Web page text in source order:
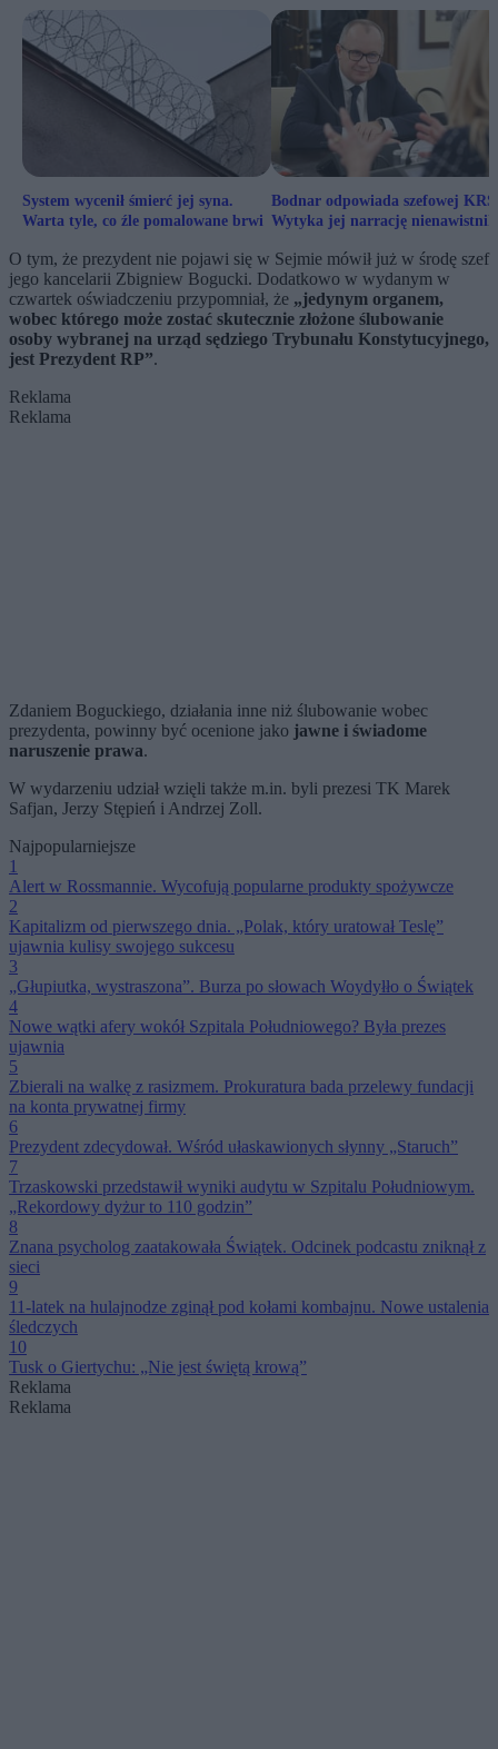
System wycenił śmierć jej syna.
Warta tyle, co źle pomalowane brwi
Bodnar odpowiada szefowej
Wytyka jej narrację
O tym, że prezydent nie pojawi się w Sejmie mówił już w środę szef
jego kancelarii Zbigniew Bogucki. Dodatkowo w wydanym w
czwartek oświadczeniu przypomniał, że „jedynym organem,
wobec którego może zostać skutecznie złożone ślubowanie
osoby wybranej na urząd sędziego Trybunału Konstytucyjnego,
jest Prezydent RP”.
Reklama
Reklama
Zdaniem Boguckiego, działania inne niż ślubowanie wobec
prezydenta, powinny być ocenione jako jawne i świadome
naruszenie prawa.
W wydarzeniu udział wzięli także m.in. byli prezesi TK Marek
Safjan, Jerzy Stępień i Andrzej Zoll.
Najpopularniejsze
1
Alert w Rossmannie. Wycofują popularne produkty spożywcze
2
Kapitalizm od pierwszego dnia. „Polak, który uratował Teslę”
ujawnia kulisy swojego sukcesu
3
„Głupiutka, wystraszona”. Burza po słowach Woydyłło o Świątek
4
Nowe wątki afery wokół Szpitala Południowego? Była prezes
ujawnia
5
Zbierali na walkę z rasizmem. Prokuratura bada przelewy fundacji
na konta prywatnej firmy
6
Prezydent zdecydował. Wśród ułaskawionych słynny „Staruch”
7
Trzaskowski przedstawił wyniki audytu w Szpitalu Południowym.
„Rekordowy dyżur to 110 godzin”
8
Znana psycholog zaatakowała Świątek. Odcinek podcastu zniknął z
sieci
9
11-latek na hulajnodze zginął pod kołami kombajnu. Nowe ustalenia
śledczych
10
Tusk o Giertychu: „Nie jest świętą krową”
Reklama
Reklama